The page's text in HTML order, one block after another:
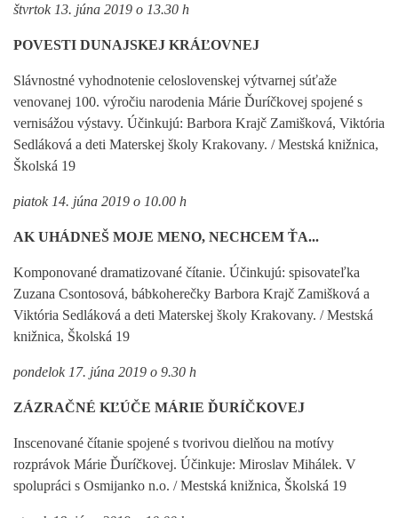
štvrtok 13. júna 2019 o 13.30 h
POVESTI DUNAJSKEJ KRÁĽOVNEJ
Slávnostné vyhodnotenie celoslovenskej výtvarnej súťaže
venovanej 100. výročiu narodenia Márie Ďuríčkovej spojené s
vernisážou výstavy. Účinkujú: Barbora Krajč Zamišková, Viktória
Sedláková a deti Materskej školy Krakovany. / Mestská knižnica,
Školská 19
piatok 14. júna 2019 o 10.00 h
AK UHÁDNEŠ MOJE MENO, NECHCEM ŤA...
Komponované dramatizované čítanie. Účinkujú: spisovateľka
Zuzana Csontosová, bábkoherečky Barbora Krajč Zamišková a
Viktória Sedláková a deti Materskej školy Krakovany. / Mestská
knižnica, Školská 19
pondelok 17. júna 2019 o 9.30 h
ZÁZRAČNÉ KĽÚČE MÁRIE ĎURÍČKOVEJ
Inscenované čítanie spojené s tvorivou dielňou na motívy
rozprávok Márie Ďuríčkovej. Účinkuje: Miroslav Mihálek. V
spolupráci s Osmijanko n.o. / Mestská knižnica, Školská 19